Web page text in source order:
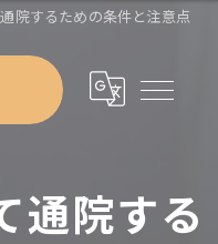
院するための条件と注意点
通院する